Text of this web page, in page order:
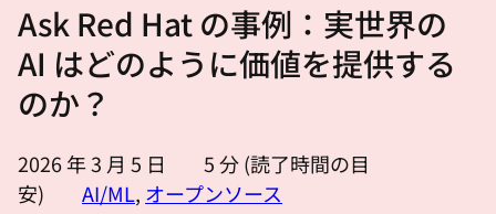
し
て
さ
い
Ask Red Hat の事例：実世界の
AI はどのように価値を提供する
のか？
2026 年 3 月 5 日 5分 (読了時間の目
安)
AI/ML, オープンソース